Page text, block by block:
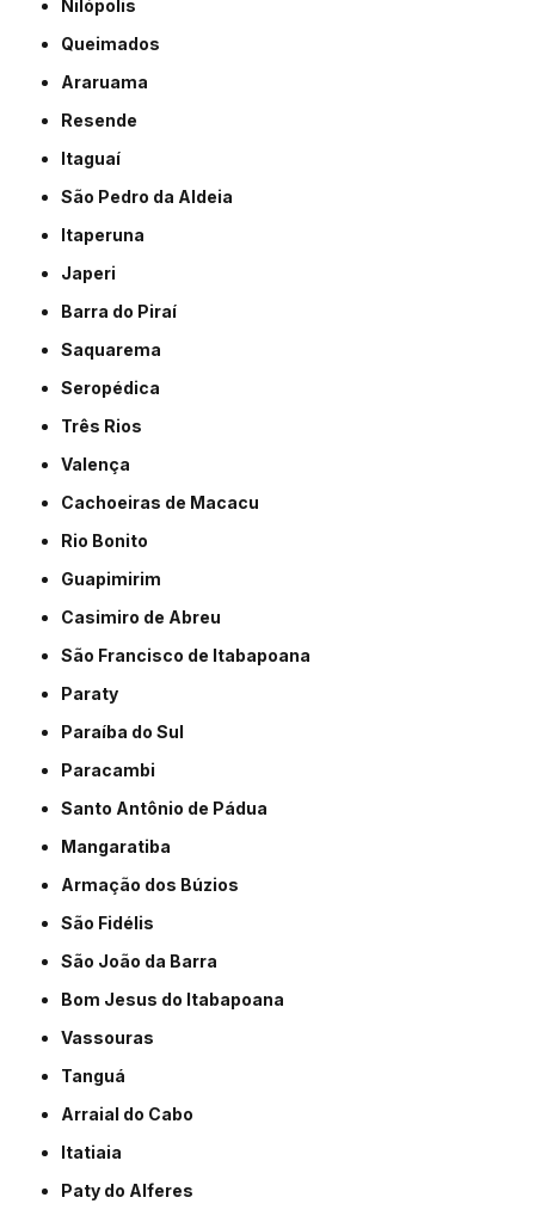
Nilópolis
Queimados
Araruama
Resende
Itaguaí
São Pedro da Aldeia
Itaperuna
Japeri
Barra do Piraí
Saquarema
Seropédica
Três Rios
Valença
Cachoeiras de Macacu
Rio Bonito
Guapimirim
Casimiro de Abreu
São Francisco de Itabapoana
Paraty
Paraíba do Sul
Paracambi
Santo Antônio de Pádua
Mangaratiba
Armação dos Búzios
São Fidélis
São João da Barra
Bom Jesus do Itabapoana
Vassouras
Tanguá
Arraial do Cabo
Itatiaia
Paty do Alferes